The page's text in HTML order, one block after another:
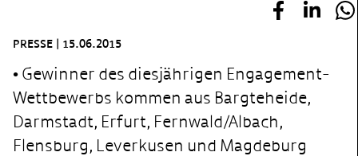
PRESSE 15.06.2015
• Gewinner des diesjährigen Engagement-
Wettbewerbs kommen aus Bargteheide,
Darmstadt, Erfurt, Fernwald/Albach,
Flensburg, Leverkusen und Magdeburg